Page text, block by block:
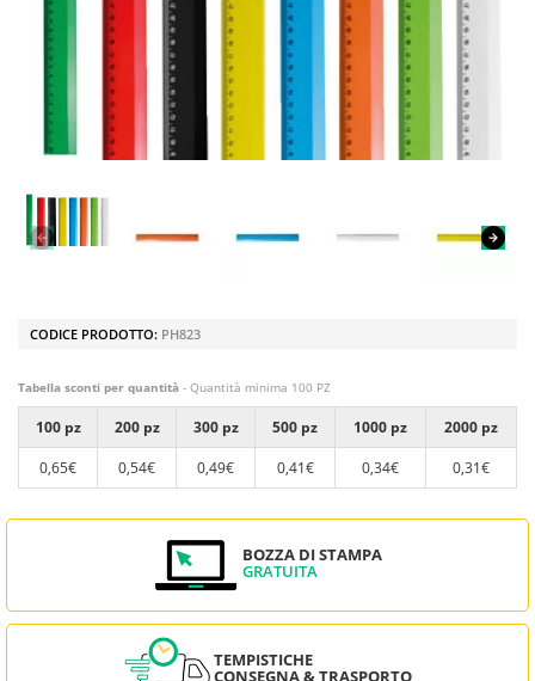
CODICE PRODOTTO: PH823
Tabella sconti per quantità - Quantità minima 100 PZ
100 pz 200 pz 300 pz 500 pz 1000 pz
2000 pz
0,65€
0,54€ 0,49€ 0,41€ 0,34€ 0,31€
BOZZA DI STAMPA
GRATUITA
TEMPISTICHE
CONSEGNA & TRASPORTO